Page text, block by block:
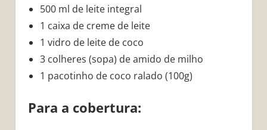
500 ml de leite integral
1 caixa de creme de leite
1 vidro de leite de coco
3 colheres (sopa) de amido de milho
1 pacotinho de coco ralado (100g)
Para a cobertura: